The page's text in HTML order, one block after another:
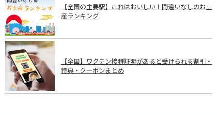
【全国の主要駅】これはおいしい！間違いなしのお土
産ランキング
【全国】ワクチン接種証明があると受けられる割引・
特典・クーポンまとめ